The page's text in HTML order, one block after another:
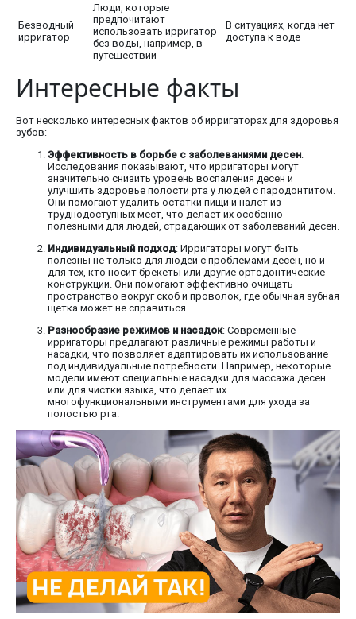
Безводный
ирригатор
Люди, которые
предпочитают
использовать ирригатор
без воды, например, в
путешествии
В ситуациях, когда нет
доступа к воде
Интересные факты
Вот несколько интересных фактов об ирригаторах для здоровья
зубов:
Эффективность в борьбе с заболеваниями десен:
Исследования показывают, что ирригаторы могут
значительно снизить уровень воспаления десен и
улучшить здоровье полости рта у людей с пародонтитом.
Они помогают удалить остатки пищи и налет из
труднодоступных мест, что делает их особенно
полезными для людей, страдающих от заболеваний десен.
Индивидуальный подход: Ирригаторы могут быть
полезны не только для людей с проблемами десен, но и
для тех, кто носит брекеты или другие ортодонтические
конструкции. Они помогают эффективно очищать
пространство вокруг скоб и проволок, где обычная зубная
щетка может не справиться.
Разнообразие режимов и насадок: Современные
ирригаторы предлагают различные режимы работы и
насадки, что позволяет адаптировать их использование
под индивидуальные потребности. Например, некоторые
модели имеют специальные насадки для массажа десен
или для чистки языка, что делает их
многофункциональными инструментами для ухода за
полостью рта.